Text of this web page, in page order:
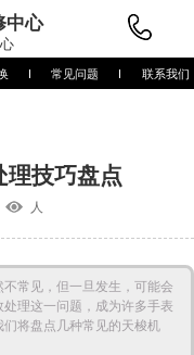
中心
常见问题 联系我们
理技巧盘点
人
常见，但一旦发生，可能会
理这一问题，成为许多手表
将盘点几种常见的天梭机